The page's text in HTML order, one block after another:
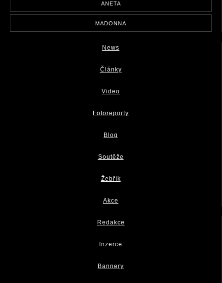
ANETA
MADONNA
News
Články
Video
Fotoreporty
Blog
Soutěže
Žebřík
Akce
Redakce
Inzerce
Bannery